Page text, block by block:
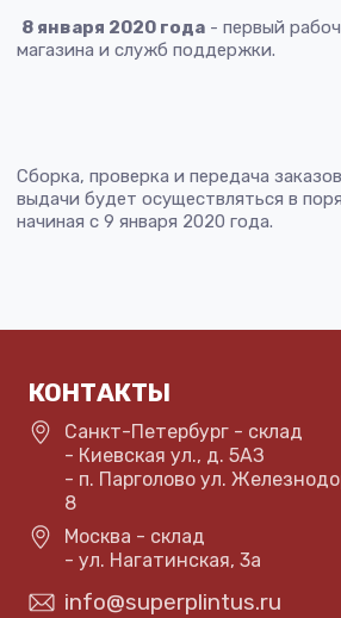
8 января 2020 года - первый
магазина и служб поддержки.
Сборка, проверка и передача
выдачи будет осуществляться в
начиная с 9 января 2020 года.
КОНТАКТЫ
Санкт-Петербург - склад
- Киевская ул., д. 5АЗ
- п. Парголово ул.
8
Москва - склад
- ул. Нагатинская, 3а
info@superplintus.ru